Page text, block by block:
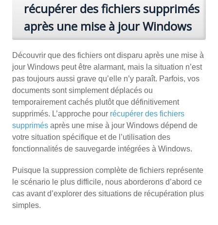
récupérer des fichiers supprimés
après une mise à jour Windows
Découvrir que des fichiers ont disparu après une mise à
jour Windows peut être alarmant, mais la situation n’est
pas toujours aussi grave qu’elle n’y paraît. Parfois, vos
documents sont simplement déplacés ou
temporairement cachés plutôt que définitivement
supprimés. L’approche pour récupérer des fichiers
supprimés après une mise à jour Windows dépend de
votre situation spécifique et de l’utilisation des
fonctionnalités de sauvegarde intégrées à Windows.
Puisque la suppression complète de fichiers représente
le scénario le plus difficile, nous aborderons d’abord ce
cas avant d’explorer des situations de récupération plus
simples.